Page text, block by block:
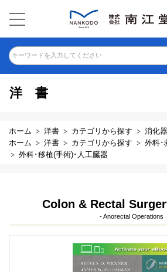
キーワードを入力してください
洋書
ホーム 洋書 カテゴリから探す 消化器
ホーム
洋書 カテゴリから探す
外科･
外科･移植(手術)･人工臓器
Colon & Rectal
- Anorectal Operations